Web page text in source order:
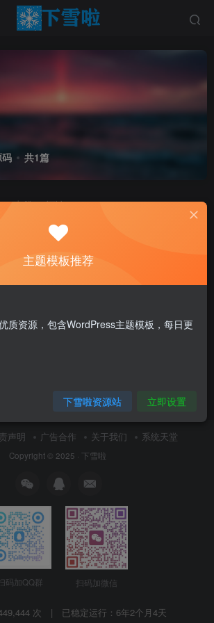
共1篇
点赞 评论
人站长的
内容资
主题
声明 广告合作 关于我们 系统天堂
Copyright © 2025 · 下雪啦
码加QQ群 扫码加微信
次 | 已稳定运行： 6年2个月4天
主题模板推荐
质资源，包含WordPress主题模板，每日更
下雪啦资源站 立即设置